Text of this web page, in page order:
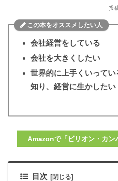
この本をオススメしたい人
会社経営をしている
会社を大きくしたい
世界的に上手くいって
知り、経営に生かしたい
Amazonで「ビリオン・カン
目次